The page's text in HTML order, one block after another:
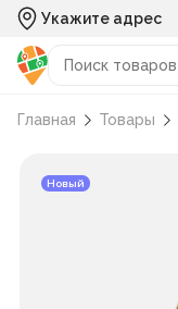
Укажите адрес
Главная Товары
Новый